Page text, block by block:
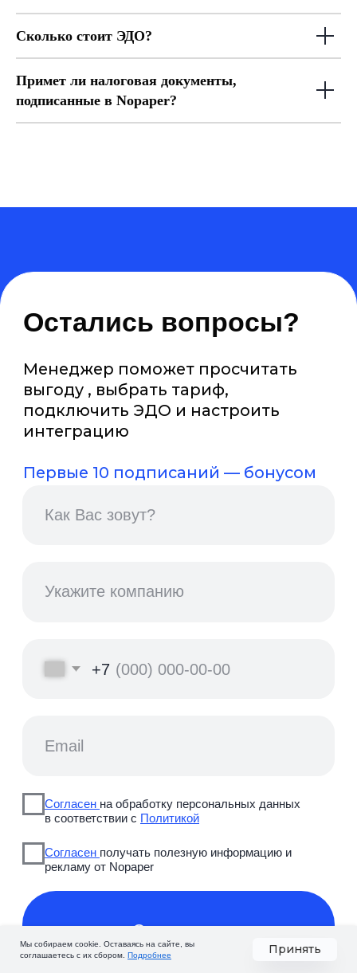
Сколько стоит ЭДО?
Примет ли налоговая документы,
подписанные в Nopaper?
Мы собираем cookie. Оставаясь на сайте, вы
соглашаетесь с их сбором. Подробнее Принять